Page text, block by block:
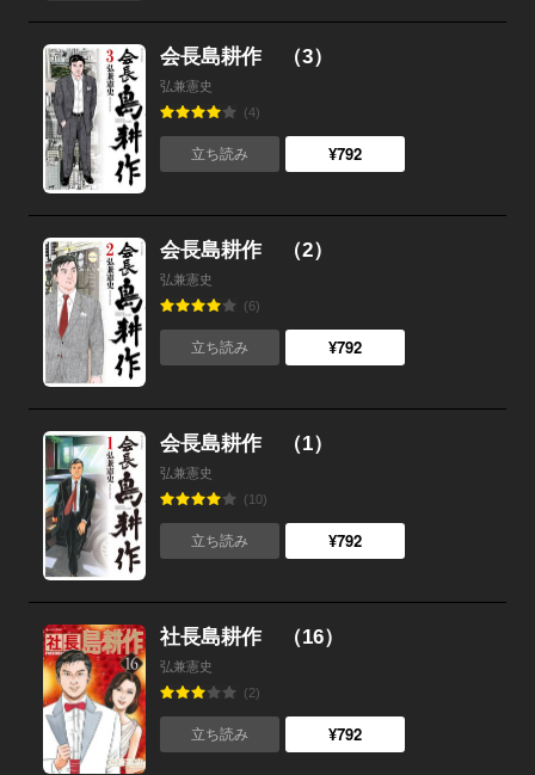
会長島耕作 （3）
弘兼憲史
(4)
立ち読み ¥792
会長島耕作 （2）
弘兼憲史
(6)
立ち読み ¥792
会長島耕作 （1）
弘兼憲史
(10)
立ち読み ¥792
社長島耕作 （16）
弘兼憲史
(2)
立ち読み ¥792